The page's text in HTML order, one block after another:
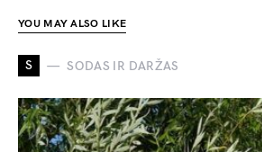
YOU MAY ALSO LIKE
S SODAS IR DARŽAS